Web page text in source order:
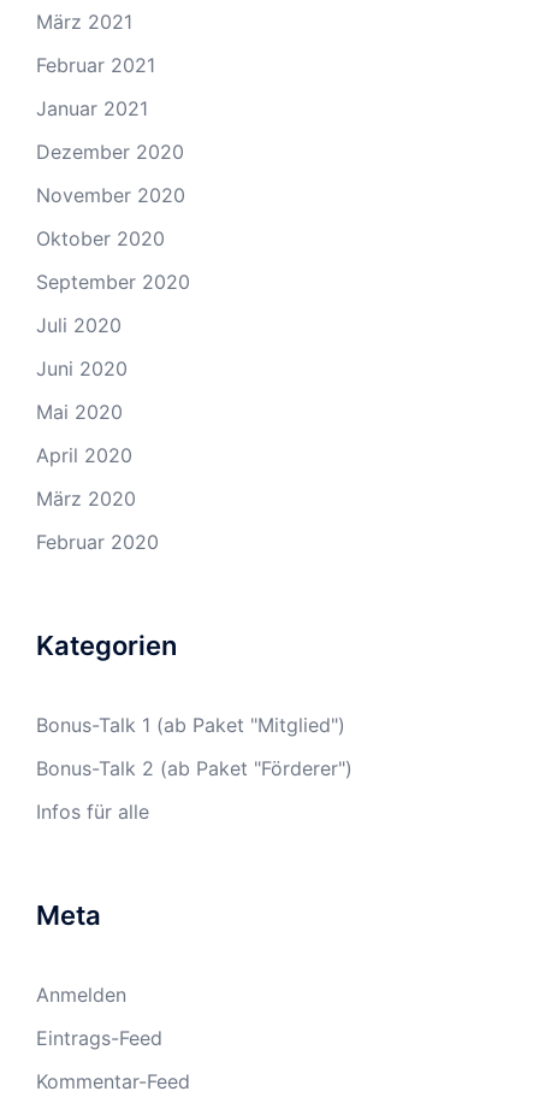
März 2021
Februar 2021
Januar 2021
Dezember 2020
November 2020
Oktober 2020
September 2020
Juli 2020
Juni 2020
Mai 2020
April 2020
März 2020
Februar 2020
Kategorien
Bonus-Talk 1 (ab Paket "Mitglied")
Bonus-Talk 2 (ab Paket "Förderer")
Infos für alle
Meta
Anmelden
Eintrags-Feed
Kommentar-Feed